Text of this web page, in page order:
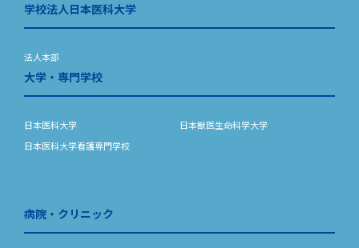
学校法人日本医科大学
法人本部
大学・専門学校
日本医科大学
日本獣医生命科学大学
日本医科大学看護専門学校
病院・クリニック